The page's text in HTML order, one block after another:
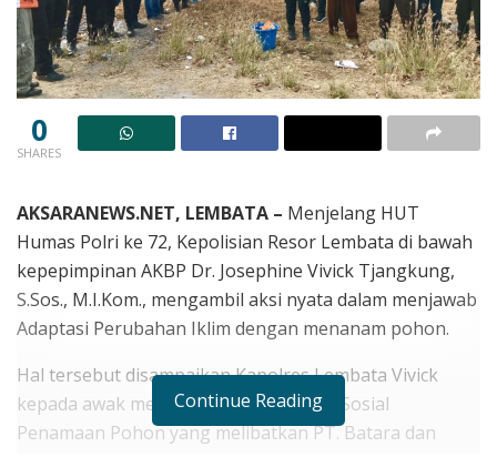
0
SHARES
AKSARANEWS.NET, LEMBATA – Menjelang HUT
Humas Polri ke 72, Kepolisian Resor Lembata di bawah
kepepimpinan AKBP Dr. Josephine Vivick Tjangkung,
S.Sos., M.I.Kom., mengambil aksi nyata dalam menjawab
Adaptasi Perubahan Iklim dengan menanam pohon.
Hal tersebut disampaikan Kapolres Lembata Vivick
kepada awak media sesaat usai Bhakti Sosial
Penamaan Pohon yang melibatkan PT. Batara dan
Continue Reading